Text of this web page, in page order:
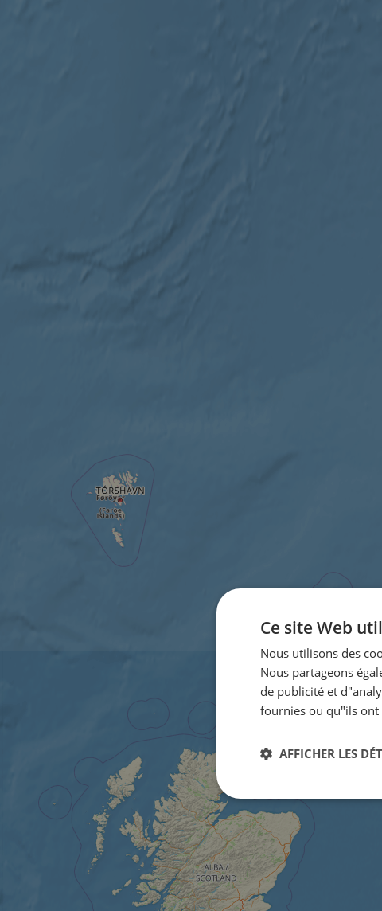
Ce site Web
Nous utilisons des
Nous partageons
de publicité et
fournies ou qu"ils ont
AFFICHER LES
Strictement
nécessaires